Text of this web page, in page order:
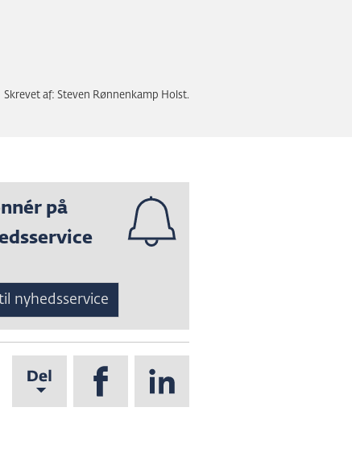
Skrevet af: Steven Rønnenkamp Holst.
på
nyhedsservice